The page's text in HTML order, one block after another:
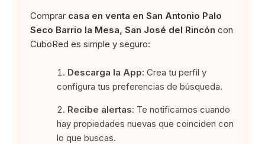
Comprar casa en venta en San Antonio Palo
Seco Barrio la Mesa, San José del Rincón con
CuboRed es simple y seguro:
Descarga la App: Crea tu perfil y
configura tus preferencias de búsqueda.
Recibe alertas: Te notificamos cuando
hay propiedades nuevas que coinciden con
lo que buscas.